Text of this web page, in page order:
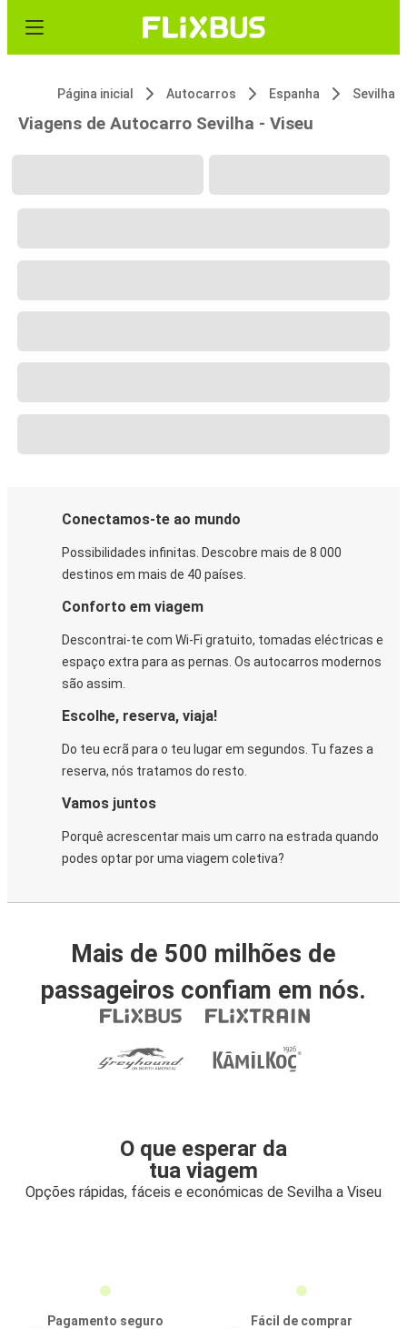
Página inicial Autocarros Espanha Sevilha
Viagens de Autocarro Sevilha - Viseu
Conectamos-te ao mundo
Possibilidades infinitas. Descobre mais de 8 000
destinos em mais de 40 países.
Conforto em viagem
Descontrai-te com Wi-Fi gratuito, tomadas eléctricas e
espaço extra para as pernas. Os autocarros modernos
são assim.
Escolhe, reserva, viaja!
Do teu ecrã para o teu lugar em segundos. Tu fazes a
reserva, nós tratamos do resto.
Vamos juntos
Porquê acrescentar mais um carro na estrada quando
podes optar por uma viagem coletiva?
Mais de 500 milhões de
passageiros confiam em nós.
O que esperar da
tua viagem
Opções rápidas, fáceis e económicas de Sevilha a Viseu
Pagamento seguro
Fácil de comprar